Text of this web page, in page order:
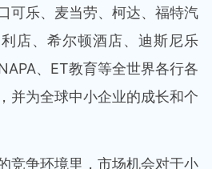
可乐、麦当劳、柯达、福特汽
店、希尔顿酒店、迪斯尼乐
、ET教育等全世界各行各
并为全球中小企业的成长和个
竞争环境里，市场机会对于小